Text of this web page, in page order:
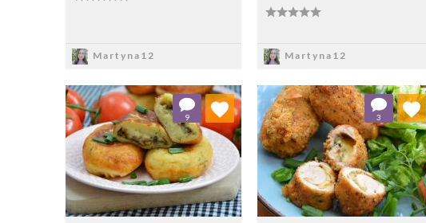
Martyna12 Martyna12
9
Dodaj do ulubionych
Wybierz listę:
3
Dodaj do ulubionych
Wybierz listę: